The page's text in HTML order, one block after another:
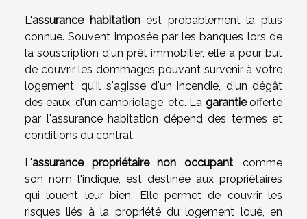
L'assurance habitationest probablement la plus
connue. Souvent imposée par les banques lors de
la souscription d'un prêt immobilier, elle a pour but
de couvrir les dommages pouvant survenir à votre
logement, qu'il s'agisse d'un incendie, d'un dégât
des eaux, d'un cambriolage, etc. La garantieofferte
par l'assurance habitation dépend des termes et
conditions du contrat.
L'assurance propriétaire non occupant, comme
son nom l'indique, est destinée aux propriétaires
qui louent leur bien. Elle permet de couvrir les
risques liés à la propriété du logement loué, en